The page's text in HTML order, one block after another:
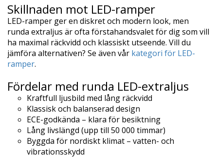
Skillnaden mot LED-ramper
LED-ramper ger en diskret och modern look, men
runda extraljus är ofta förstahandsvalet för dig som vill
ha maximal räckvidd och klassiskt utseende. Vill du
jämföra alternativen? Se även vår kategori för LED-
ramper.
Fördelar med runda LED-extraljus
Kraftfull ljusbild med lång räckvidd
Klassisk och balanserad design
ECE-godkända – klara för besiktning
Lång livslängd (upp till 50 000 timmar)
Byggda för nordiskt klimat – vatten- och
vibrationsskydd